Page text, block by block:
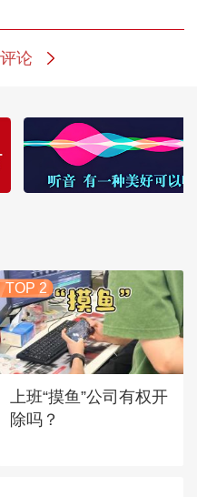
论
TOP 2
上班“摸鱼”公司有权开
除吗？